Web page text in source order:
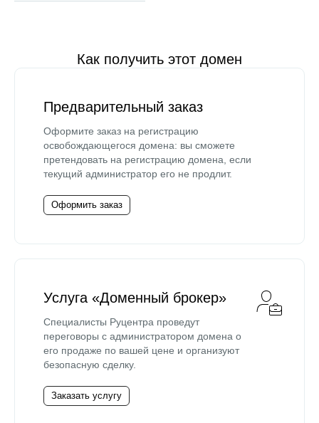
Как получить этот домен
Предварительный заказ
Оформите заказ на регистрацию
освобождающегося домена: вы сможете
претендовать на регистрацию домена, если
текущий администратор его не продлит.
Оформить заказ
Услуга «Доменный брокер»
Специалисты Руцентра проведут
переговоры с администратором домена о
его продаже по вашей цене и организуют
безопасную сделку.
Заказать услугу